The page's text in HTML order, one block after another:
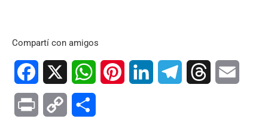
Compartí con amigos
Facebook WhatsAppPinterest LinkedIn TelegramThreads
Print Copy